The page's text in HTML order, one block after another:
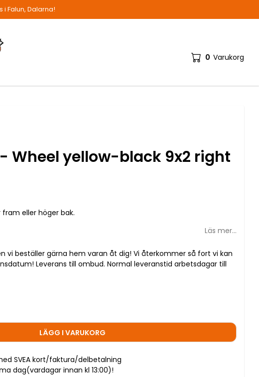
i Falun, Dalarna!
0 Varukorg
- Wheel yellow-black 9x2 right
eller höger bak.
Läs mer...
vi beställer gärna hem varan åt dig! Vi återkommer så fort vi kan
Leverans till ombud. Normal leveranstid arbetsdagar till
LÄGG I VARUKORG
SVEA kort/faktura/delbetalning
dag(vardagar innan kl 13:00)!